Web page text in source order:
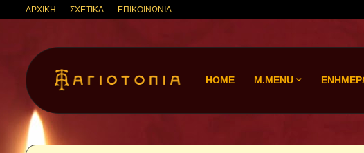
ΑΡΧΙΚΗ ΣΧΕΤΙΚΑ ΕΠΙΚΟΙΝΩΝΙΑ
HOME M.MENU